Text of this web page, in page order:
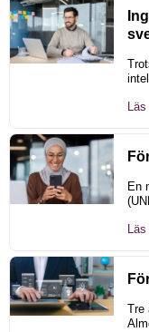
En
Tre